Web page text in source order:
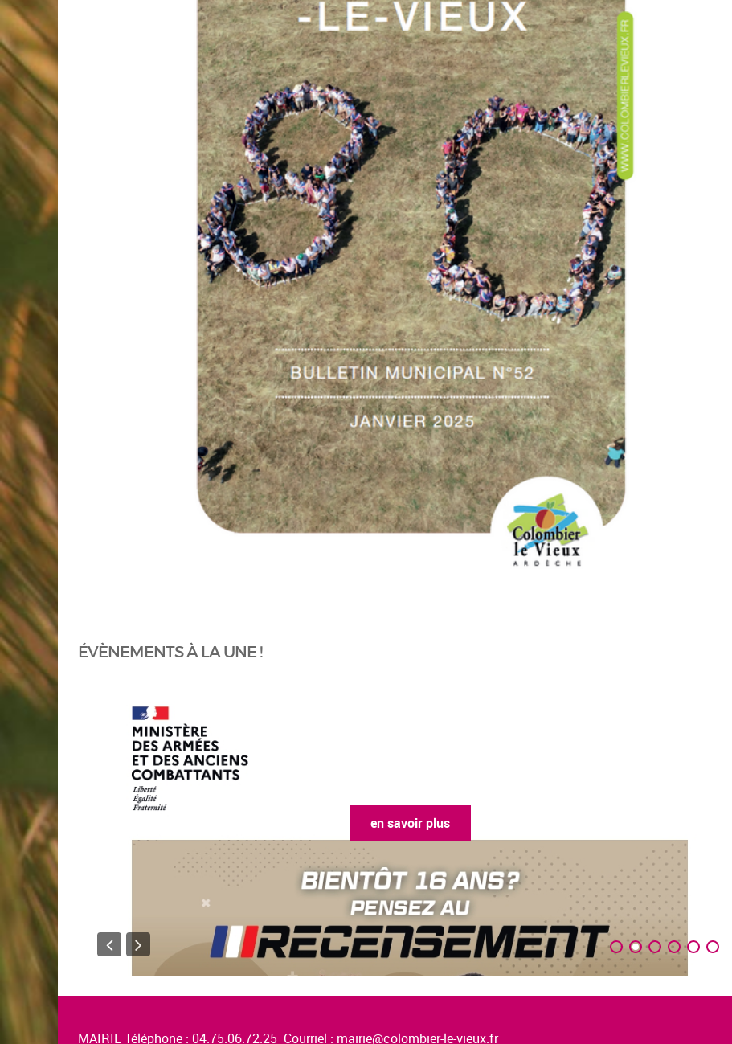
ÉVÈNEMENTS À LA UNE !
MAIRIE Téléphone : 04.75.06.72.25 Courriel : mairie@colombier-le-vieux.fr